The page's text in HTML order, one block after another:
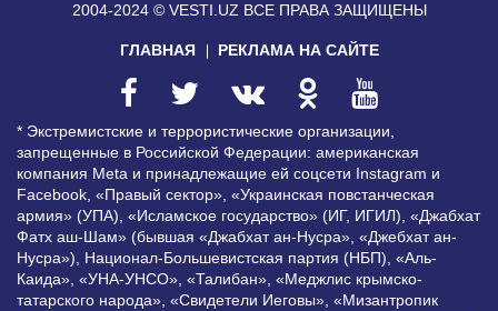
2004-2024 © VESTI.UZ ВСЕ ПРАВА ЗАЩИЩЕНЫ
ГЛАВНАЯ РЕКЛАМА НА САЙТЕ
* Экстремистские и террористические организации,
запрещенные в Российской Федерации: американская
компания Meta и принадлежащие ей соцсети Instagram и
Facebook, «Правый сектор», «Украинская повстанческая
армия» (УПА), «Исламское государство» (ИГ, ИГИЛ), «Джабхат
Фатх аш-Шам» (бывшая «Джабхат ан-Нусра», «Джебхат ан-
Нусра»), Национал-Большевистская партия (НБП), «Аль-
Каида», «УНА-УНСО», «Талибан», «Меджлис крымско-
татарского народа», «Свидетели Иеговы», «Мизантропик